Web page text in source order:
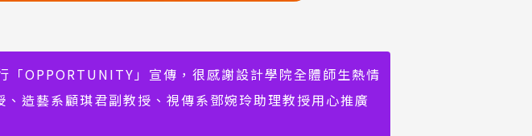
OPPORTUNITY」宣傳，很感謝設計學院全體師生熱情
造藝系顧琪君副教授、視傳系鄧婉玲助理教授用心推廣